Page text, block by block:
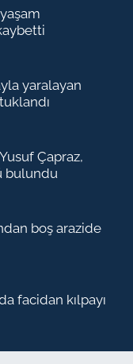
yaralayan
Çapraz,
bulundu
boş arazide
facidan kılpayı